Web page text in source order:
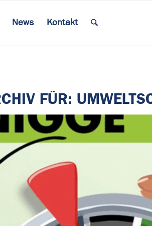
News Kontakt
FÜR: